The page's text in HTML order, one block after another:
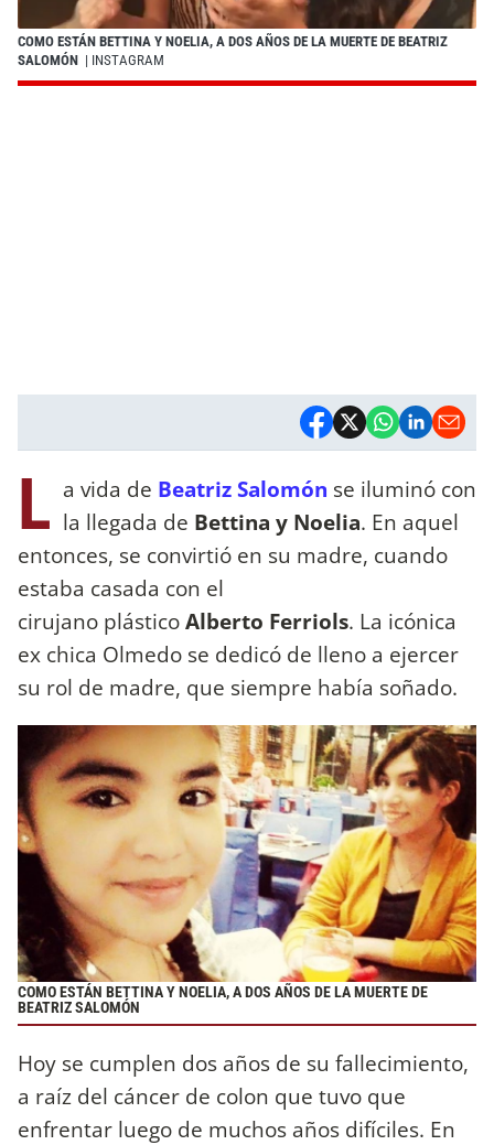
COMO ESTÁN BETTINA Y NOELIA, A DOS AÑOS DE LA MUERTE DE BEATRIZ
SALOMÓN | INSTAGRAM
L a vida de Beatriz Salomón se iluminó con
la llegada de Bettina y Noelia. En aquel
entonces, se convirtió en su madre, cuando
estaba casada con el
cirujano plásticoAlberto Ferriols. La icónica
ex chica Olmedo se dedicó de lleno a ejercer
su rol de madre, que siempre había soñado.
COMO ESTÁN BETTINA Y NOELIA, A DOS AÑOS DE LA MUERTE DE
BEATRIZ SALOMÓN
Hoy se cumplen dos años de su fallecimiento,
a raíz del cáncer de colon que tuvo que
enfrentar luego de muchos años difíciles. En